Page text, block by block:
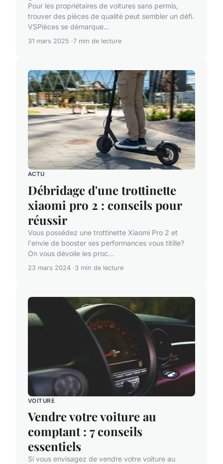
Pour les propriétaires de voitures sans permis,
trouver des pièces de qualité peut sembler un défi.
VSPièces se démarque...
31 mars 2025 7 min de lecture
ACTU
Débridage d'une trottinette
xiaomi pro 2 : conseils pour
réussir
Vous possédez une trottinette Xiaomi Pro 2 et
l'envie de booster ses performances vous titille?
On vous dévoile les proc...
23 mars 2024 3 min de lecture
VOITURE
Vendre votre voiture au
comptant : 7 conseils
essentiels
Si vous envisagez de vendre votre voiture au